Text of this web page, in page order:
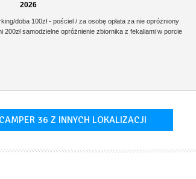
2026
doba 100zł - pościel / za osobę opłata za nie opróżniony
200zł samodzielne opróżnienie zbiornika z fekaliami w porcie
36 Z INNYCH LOKALIZACJI